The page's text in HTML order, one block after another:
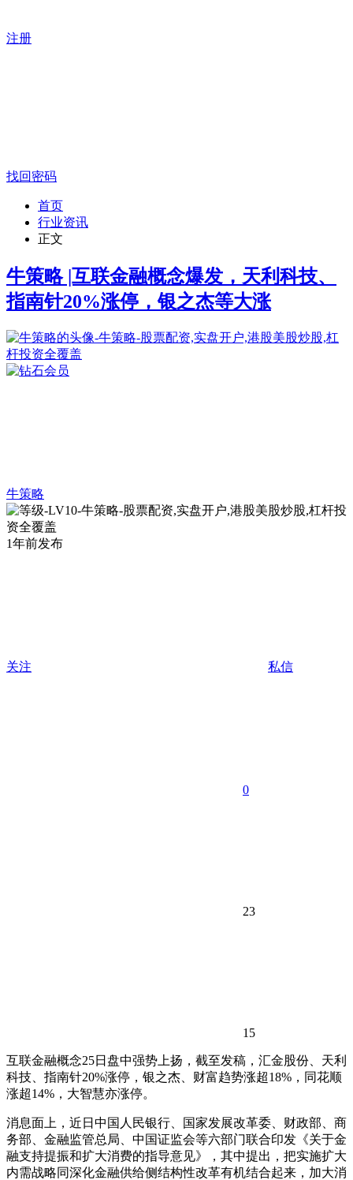
注册
找回密码
首页
行业资讯
正文
牛策略 |互联金融概念爆发，天利科技、
指南针20%涨停，银之杰等大涨
牛策略
1年前发布
关注 私信
0
23
15
互联金融概念25日盘中强势上扬，截至发稿，汇金股份、天利
科技、指南针20%涨停，银之杰、财富趋势涨超18%，同花顺
涨超14%，大智慧亦涨停。
消息面上，近日中国人民银行、国家发展改革委、财政部、商
务部、金融监管总局、中国证监会等六部门联合印发《关于金
融支持提振和扩大消费的指导意见》，其中提出，把实施扩大
内需战略同深化金融供给侧结构性改革有机结合起来，加大消